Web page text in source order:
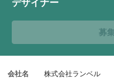
デザイナー
募
会社名 株式会社ランベル